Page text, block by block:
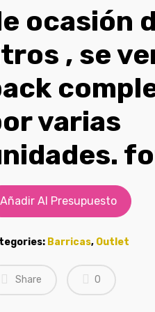
ocasión
, se
varias
Añadir Al Presupuesto
Barricas, Outlet
Share 0